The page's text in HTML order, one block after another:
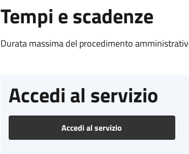
Tempi e scadenze
Durata massima del procedimento
Accedi al servizio
Accedi al servizio